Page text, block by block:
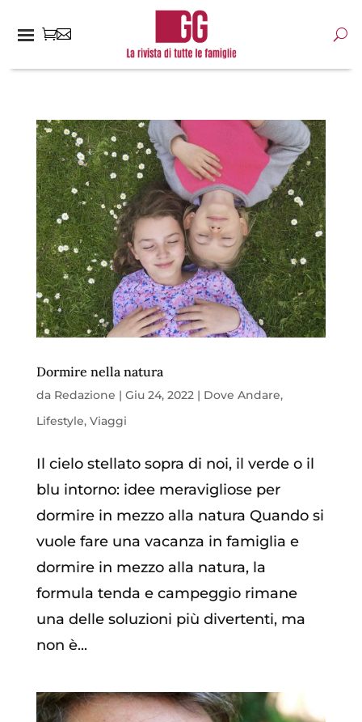
Dormire nella natura
da Redazione | Giu 24, 2022| Dove Andare,
Lifestyle, Viaggi
Il cielo stellato sopra di noi, il verde o il
blu intorno: idee meravigliose per
dormire in mezzo alla natura Quando si
vuole fare una vacanza in famiglia e
dormire in mezzo alla natura, la
formula tenda e campeggio rimane
una delle soluzioni più divertenti, ma
non è...